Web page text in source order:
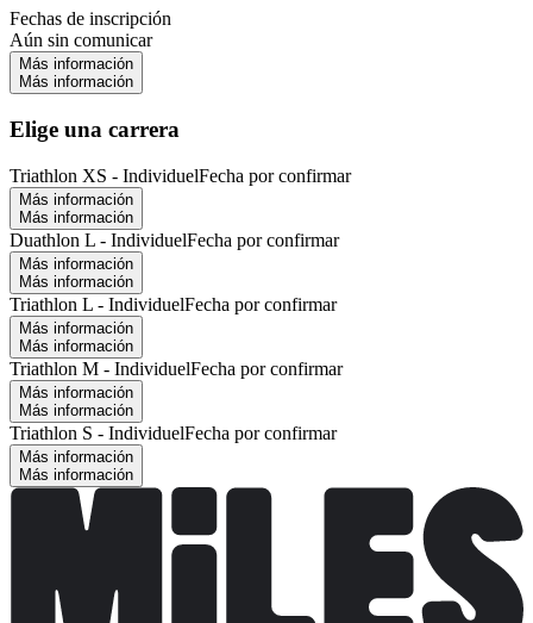
Fechas de inscripción
Aún sin comunicar
Más información
Más información
Elige una carrera
Triathlon XS - IndividuelFecha por confirmar
Más información
Más información
Duathlon L - IndividuelFecha por confirmar
Más información
Más información
Triathlon L - IndividuelFecha por confirmar
Más información
Más información
Triathlon M - IndividuelFecha por confirmar
Más información
Más información
Triathlon S - IndividuelFecha por confirmar
Más información
Más información